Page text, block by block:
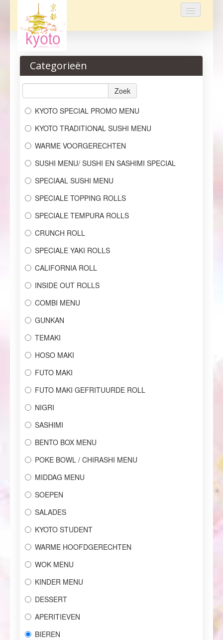
Home
Bestellen
Reservaties
Over ons
Contact
Categorieën
Zoek
KYOTO SPECIAL PROMO MENU
KYOTO TRADITIONAL SUSHI MENU
WARME VOORGERECHTEN
SUSHI MENU/ SUSHI EN SASHIMI SPECIAL
SPECIAAL SUSHI MENU
SPECIALE TOPPING ROLLS
SPECIALE TEMPURA ROLLS
CRUNCH ROLL
SPECIALE YAKI ROLLS
CALIFORNIA ROLL
INSIDE OUT ROLLS
COMBI MENU
GUNKAN
TEMAKI
HOSO MAKI
FUTO MAKI
FUTO MAKI GEFRITUURDE ROLL
NIGRI
SASHIMI
BENTO BOX MENU
POKE BOWL / CHIRASHI MENU
MIDDAG MENU
SOEPEN
SALADES
KYOTO STUDENT
WARME HOOFDGERECHTEN
WOK MENU
KINDER MENU
DESSERT
APERITIEVEN
BIEREN